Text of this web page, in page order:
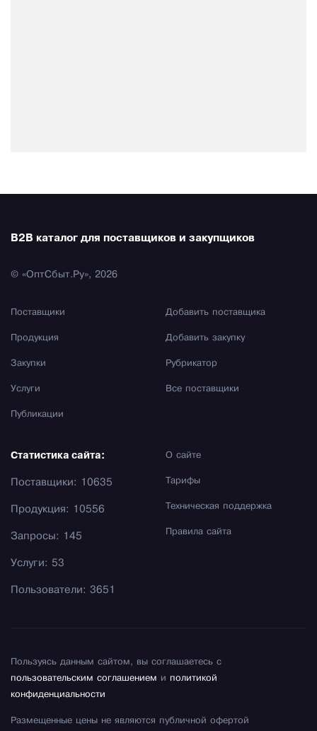
B2B каталог для поставщиков и закупщиков
© «ОптСбыт.Ру», 2026
Поставщики
Продукция
Закупки
Услуги
Публикации
Добавить поставщика
Добавить закупку
Рубрикатор
Все поставщики
О сайте
Тарифы
Техническая поддержка
Правила сайта
Статистика сайта:
Поставщики: 10635
Продукция: 10556
Запросы: 145
Услуги: 53
Пользователи: 3651
Пользуясь данным сайтом, вы соглашаетесь с
пользовательским соглашением и политикой
конфиденциальности
Размещенные цены не являются публичной офертой